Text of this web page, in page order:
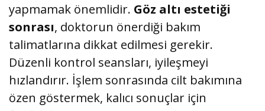
yapmamak önemlidir. Göz altı estetiği
sonrası, doktorun önerdiği bakım
talimatlarına dikkat edilmesi gerekir.
Düzenli kontrol seansları, iyileşmeyi
hızlandırır. İşlem sonrasında cilt bakımına
özen göstermek, kalıcı sonuçlar için